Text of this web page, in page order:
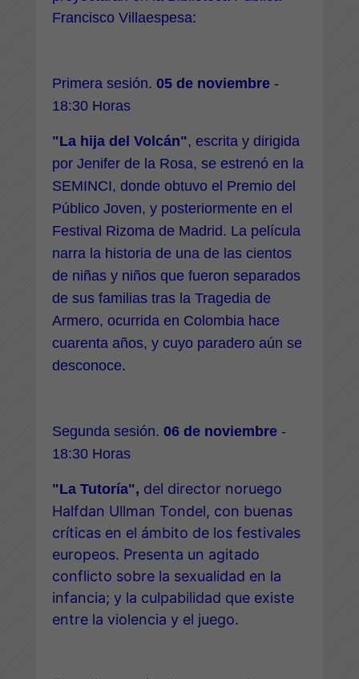
Francisco Villaespesa:
Primera sesión. 05 de noviembre -
18:30 Horas
"La hija del Volcán", escrita y dirigida
por Jenifer de la Rosa, se estrenó en la
SEMINCI, donde obtuvo el Premio del
Público Joven, y posteriormente en el
Festival Rizoma de Madrid. La película
narra la historia de una de las cientos
de niñas y niños que fueron separados
de sus familias tras la Tragedia de
Armero, ocurrida en Colombia hace
cuarenta años, y cuyo paradero aún se
desconoce.
Segunda sesión. 06 de noviembre -
18:30 Horas
"La Tutoría", del director noruego
Halfdan Ullman Tondel, con buenas
críticas en el ámbito de los festivales
europeos. Presenta un agitado
conflicto sobre la sexualidad en la
infancia; y la culpabilidad que existe
entre la violencia y el juego.